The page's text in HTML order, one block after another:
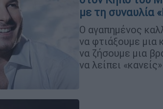
με τη συναυλία
Ο αγαπημένος
να φτιάξουμε μια
να ζήσουμε μια
να λείπει «κανείς»